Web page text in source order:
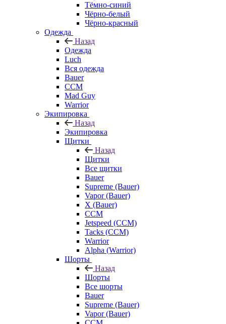
Тёмно-синий
Чёрно-белый
Чёрно-красный
Одежда
Назад
Одежда
Luch
Вся одежда
Bauer
CCM
Mad Guy
Warrior
Экипировка
Назад
Экипировка
Щитки
Назад
Щитки
Все щитки
Bauer
Supreme (Bauer)
Vapor (Bauer)
X (Bauer)
CCM
Jetspeed (CCM)
Tacks (CCM)
Warrior
Alpha (Warrior)
Шорты
Назад
Шорты
Все шорты
Bauer
Supreme (Bauer)
Vapor (Bauer)